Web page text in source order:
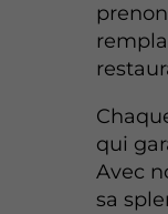
qui
Avec
sa